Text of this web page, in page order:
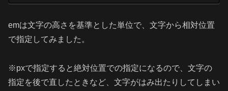
emは文字の高さを基準とした単位で、文字から相対位置
で指定してみました。
※pxで指定すると絶対位置での指定になるので、文字の
指定を後で直したときなど、文字がはみ出たりしてしまい